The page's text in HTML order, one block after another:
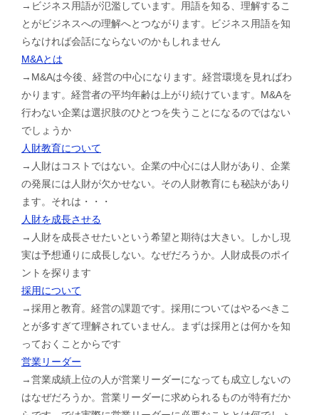
→ビジネス用語が氾濫しています。用語を知る、理解するこ
とがビジネスへの理解へとつながります。ビジネス用語を知
らなければ会話にならないのかもしれません
M&Aとは
→M&Aは今後、経営の中心になります。経営環境を見ればわ
かります。経営者の平均年齢は上がり続けています。M&Aを
行わない企業は選択肢のひとつを失うことになるのではない
でしょうか
人財教育について
→人財はコストではない。企業の中心には人財があり、企業
の発展には人財が欠かせない。その人財教育にも秘訣があり
ます。それは・・・
人財を成長させる
→人財を成長させたいという希望と期待は大きい。しかし現
実は予想通りに成長しない。なぜだろうか。人財成長のポイ
ントを探ります
採用について
→採用と教育。経営の課題です。採用についてはやるべきこ
とが多すぎて理解されていません。まずは採用とは何かを知
っておくことからです
営業リーダー
→営業成績上位の人が営業リーダーになっても成立しないの
はなぜだろうか。営業リーダーに求められるものが特有だか